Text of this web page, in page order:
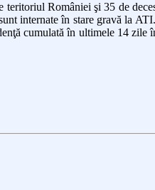
teritoriul României şi35 de
internate în stare gravă la
cumulată în ultimele 14 zile